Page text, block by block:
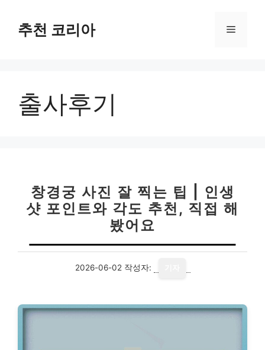
추천 코리아 메
출사후기
창경궁 사진 잘 찍는 팁 | 인생
샷 포인트와 각도 추천, 직접 해
봤어요
2026-06-02 작성자: